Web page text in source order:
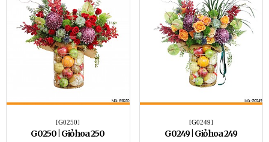
[G0250]
G0250 | Giỏ hoa 250
[G0249]
G0249 | Giỏ hoa 249